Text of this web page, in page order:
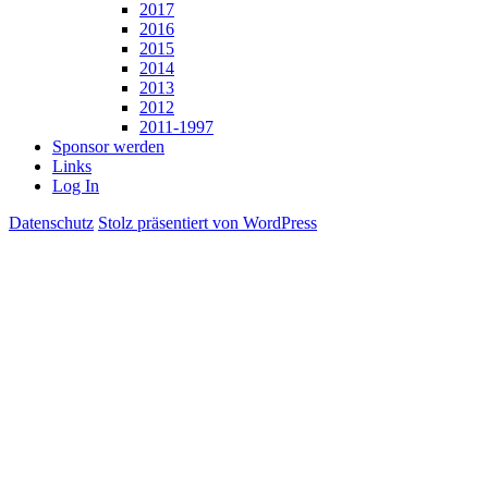
2017
2016
2015
2014
2013
2012
2011-1997
Sponsor werden
Links
Log In
Datenschutz Stolz präsentiert von WordPress